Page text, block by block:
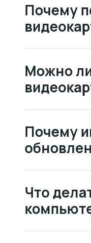
Почему
Можно
Почему
Что